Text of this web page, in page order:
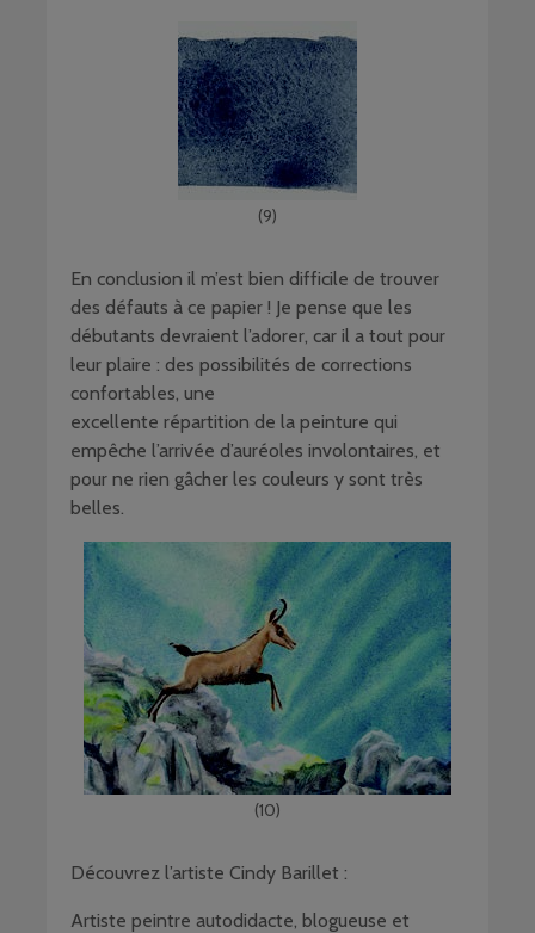
(9)
En conclusion il m’est bien difficile de trouver
des défauts à ce papier ! Je pense que les
débutants devraient l’adorer, car il a tout pour
leur plaire : des possibilités de corrections
confortables, une
excellente répartition de la peinture qui
empêche l’arrivée d’auréoles involontaires, et
pour ne rien gâcher les couleurs y sont très
belles.
(10)
Découvrez l’artiste Cindy Barillet :
Artiste peintre autodidacte, blogueuse et